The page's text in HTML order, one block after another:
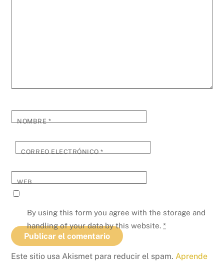
NOMBRE*
CORREO ELECTRÓNICO*
WEB
By using this form you agree with the storage and
handling of your data by this website.*
Este sitio usa Akismet para reducir el spam.Aprende